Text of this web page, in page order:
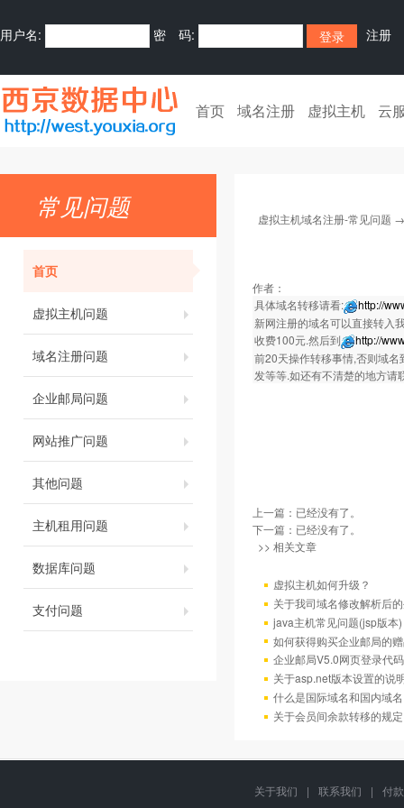
用户名: 密 码: 注册
首页 域名注册 虚拟主机 云
常见问题
首页
虚拟主机问题
域名注册问题
企业邮局问题
网站推广问题
其他问题
主机租用问题
数据库问题
支付问题
虚拟主机域名注册-常见问题
作者：
具体域名转移请看:
http://
新网注册的域名可以直接转入
收费100元.然后到
http://
前20天操作转移事情,否则域
发等等.如还有不清楚的地方
上一篇：已经没有了。
下一篇：已经没有了。
>> 相关文章
虚拟主机如何升级？
关于我司域名修改解析后
java主机常见问题(jsp版本)
如何获得购买企业邮局的
企业邮局V5.0网页登录代码
关于asp.net版本设置的说
什么是国际域名和国内域
关于会员间余款转移的规定
关于我们 | 联系我们 |
付